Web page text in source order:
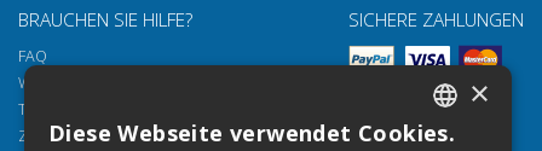
BRAUCHEN SIE HILFE?
FAQ
Wie öffnen Sie unsere Dokumente
Torrossa Reader
Zugriffsmöglichkeiten
SICHERE ZAHLUNGEN
ITALIAN
×
Diese Webseite verwendet Cookies.